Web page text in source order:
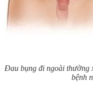
Đau bụng đi ngoài thường
bệnh